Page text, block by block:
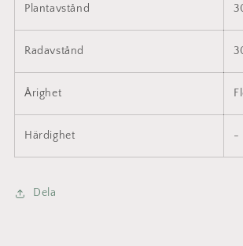
Plantavstånd
Radavstånd
Årighet
Härdighet -
Dela